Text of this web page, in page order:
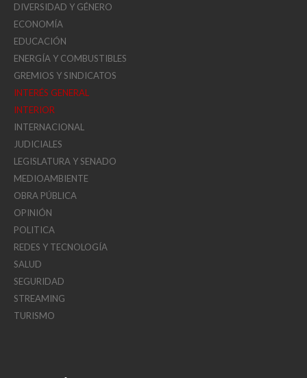
DIVERSIDAD Y GÉNERO
ECONOMÍA
EDUCACIÓN
ENERGÍA Y COMBUSTIBLES
GREMIOS Y SINDICATOS
INTERÉS GENERAL
INTERIOR
INTERNACIONAL
JUDICIALES
LEGISLATURA Y SENADO
MEDIOAMBIENTE
OBRA PÚBLICA
OPINIÓN
POLITICA
REDES Y TECNOLOGÍA
SALUD
SEGURIDAD
STREAMING
TURISMO